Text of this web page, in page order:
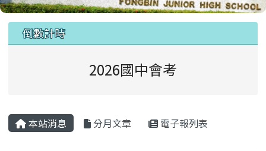
上中區域內容
倒數計時
2026國中會考
主內容區域
本站消息 分月文章 電子報列表
頁尾區域